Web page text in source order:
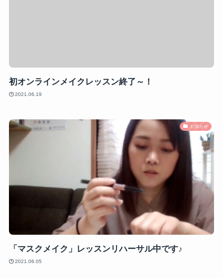
初オンラインメイクレッスン終了～！
2021.06.19
お知らせ
「マスクメイク」レッスンリハーサル中です♪
2021.06.05